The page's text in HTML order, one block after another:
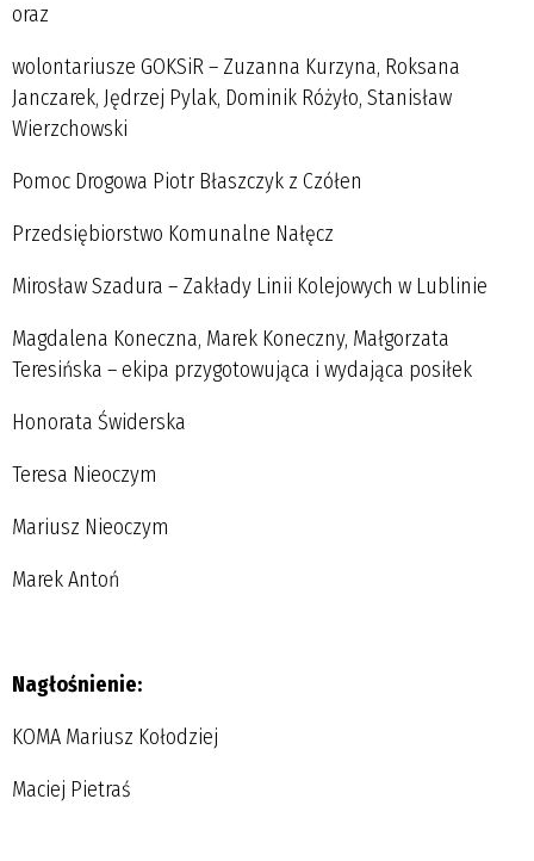
oraz
wolontariusze GOKSiR – Zuzanna Kurzyna, Roksana
Janczarek, Jędrzej Pylak, Dominik Różyło, Stanisław
Wierzchowski
Pomoc Drogowa Piotr Błaszczyk z Czółen
Przedsiębiorstwo Komunalne Nałęcz
Mirosław Szadura – Zakłady Linii Kolejowych w Lublinie
Magdalena Koneczna, Marek Koneczny, Małgorzata
Teresińska – ekipa przygotowująca i wydająca posiłek
Honorata Świderska
Teresa Nieoczym
Mariusz Nieoczym
Marek Antoń
Nagłośnienie:
KOMA Mariusz Kołodziej
Maciej Pietraś